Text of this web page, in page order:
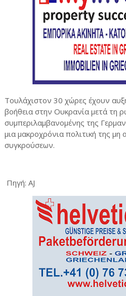
Τουλάχιστον 30 χώρες έχουν
βοήθεια στην Ουκρανία μετά τη
συμπεριλαμβανομένης της
μια μακροχρόνια πολιτική της
συγκρούσεων.
Πηγή: AJ